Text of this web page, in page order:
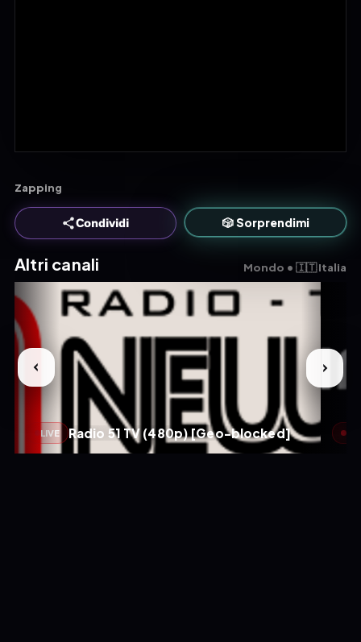
Zapping
Condividi 🎲 Sorprendimi
Altri canali Mondo • 🇮🇹 Italia
LIVE Radio 51 TV (480p) [Geo-blocked]